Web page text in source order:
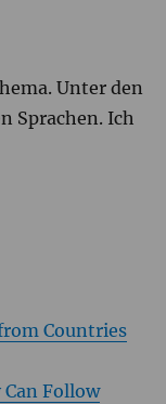
Unter den
Sprachen. Ich
Countries
Can Follow